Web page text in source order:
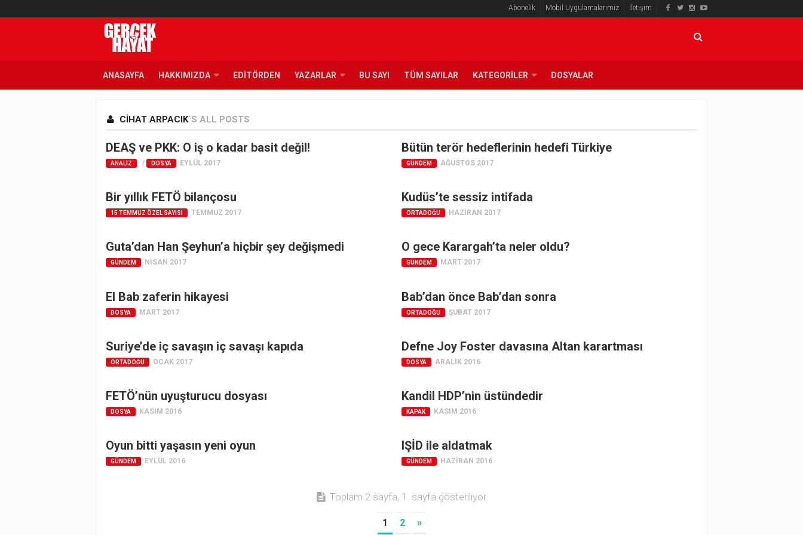
Abonelik Mobil Uygulamalarımız İletişim
ANASAYFA HAKKIMIZDA EDITÖRDEN YAZARLAR BU SAYI TÜM SAYILAR KATEGORILER DOSYALAR
CIHAT ARPACIK`S ALL POSTS
DEAŞ ve PKK: O iş o kadar basit değil!
ANALIZ / DOSYA EYLÜL 2017
Bütün terör hedeflerinin hedefi Türkiye
GÜNDEM AĞUSTOS 2017
Bir yıllık FETÖ bilançosu
15 TEMMUZ ÖZEL SAYISI TEMMUZ 2017
Kudüs’te sessiz intifada
ORTADOĞU HAZIRAN 2017
Guta’dan Han Şeyhun’a hiçbir şey değişmedi
GÜNDEM NISAN 2017
O gece Karargah’ta neler oldu?
GÜNDEM MART 2017
El Bab zaferin hikayesi
DOSYA MART 2017
Bab’dan önce Bab’dan sonra
ORTADOĞU ŞUBAT 2017
Suriye’de iç savaşın iç savaşı kapıda
ORTADOĞU OCAK 2017
Defne Joy Foster davasına Altan karartması
DOSYA ARALIK 2016
FETÖ’nün uyuşturucu dosyası
DOSYA KASIM 2016
Kandil HDP’nin üstündedir
KAPAK KASIM 2016
Oyun bitti yaşasın yeni oyun
GÜNDEM EYLÜL 2016
IŞİD ile aldatmak
GÜNDEM HAZIRAN 2016
Toplam 2 sayfa, 1. sayfa gösteriliyor.
1 2 »